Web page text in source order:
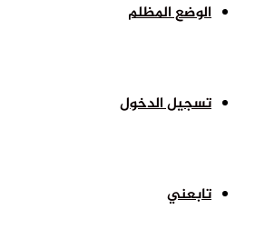
الوضع المظلم
تسجيل الدخول
تابعني